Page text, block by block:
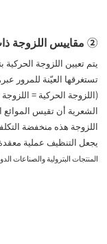
② مقاييس اللزوجة
يتم تعيين اللزوجة
تستغرقها العيّنة للمرور
(اللزوجة الحركية =
الشعرية أن تقيس الموائع
اللزوجة هذه منخفضة
يجعل التنظيف عملية
المنتجات البترولية والصناعات